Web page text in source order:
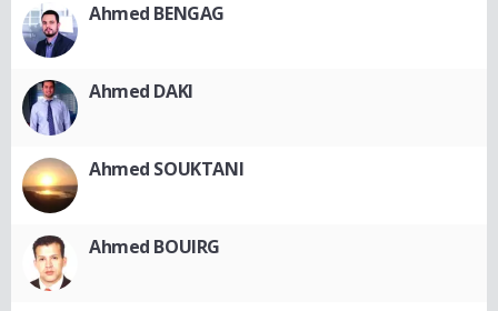
Ahmed BENGAG
Ahmed DAKI
Ahmed SOUKTANI
Ahmed BOUIRG